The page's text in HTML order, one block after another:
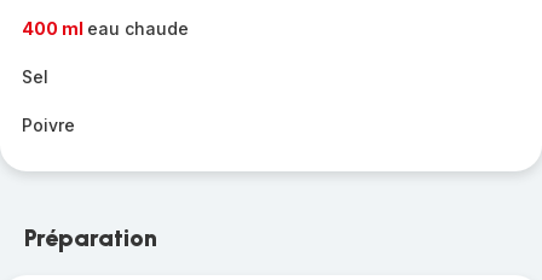
400 ml eau chaude
Sel
Poivre
Préparation